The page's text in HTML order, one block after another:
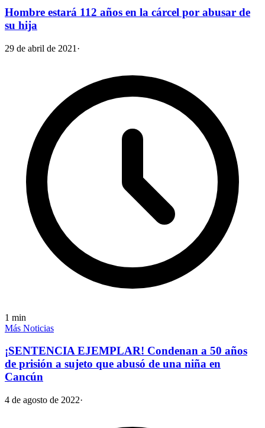
Hombre estará 112 años en la cárcel por abusar de
su hija
29 de abril de 2021 ·
1 min
Más Noticias
¡SENTENCIA EJEMPLAR! Condenan a 50 años
de prisión a sujeto que abusó de una niña en
Cancún
4 de agosto de 2022·